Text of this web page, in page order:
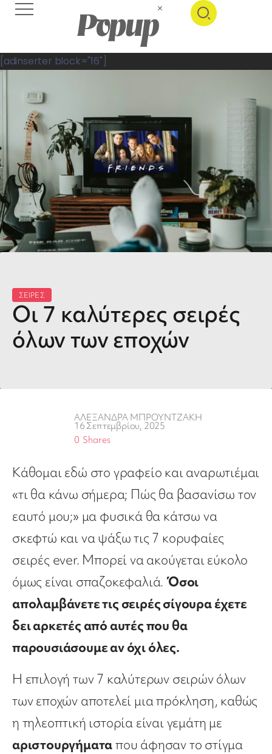
[adinserter block="16"]
ΣΕΙΡΕΣ
Οι 7 καλύτερες σειρές
όλων των εποχών
ΑΛΕΞΑΝΔΡΑ ΜΠΡΟΥΝΤΖΑΚΗ
16 Σεπτεμβρίου, 2025
Shares
0
Κάθομαι εδώ στο γραφείο και αναρωτιέμαι
«τι θα κάνω σήμερα; Πώς θα βασανίσω τον
εαυτό μου;» μα φυσικά θα κάτσω να
σκεφτώ και να ψάξω τις 7 κορυφαίες
σειρές ever. Μπορεί να ακούγεται εύκολο
όμως είναι σπαζοκεφαλιά.Όσοι
απολαμβάνετε τις σειρές σίγουρα έχετε
δει αρκετές από αυτές που θα
παρουσιάσουμε αν όχι όλες.
Η επιλογή των 7 καλύτερων σειρών όλων
των εποχών αποτελεί μια πρόκληση, καθώς
η τηλεοπτική ιστορία είναι γεμάτη με
αριστουργήματαπου άφησαν το στίγμα